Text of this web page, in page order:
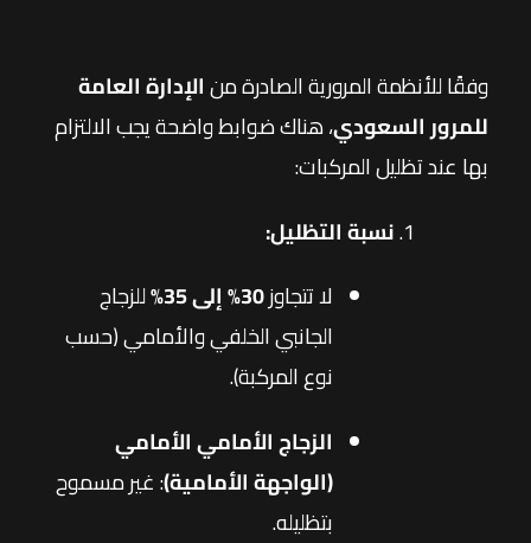
وفقًا للأنظمة المرورية الصادرة منالإدارة العامة
للمرور السعودي، هناك ضوابط واضحة يجب الالتزام
بها عند تظليل المركبات:
نسبة التظليل:
لا تتجاوز30% إلى 35%
للزجاج
الجانبي الخلفي والأمامي (حسب
نوع المركبة).
الزجاج الأمامي الأمامي
(الواجهة الأمامية): غير مسموح
بتظليله.